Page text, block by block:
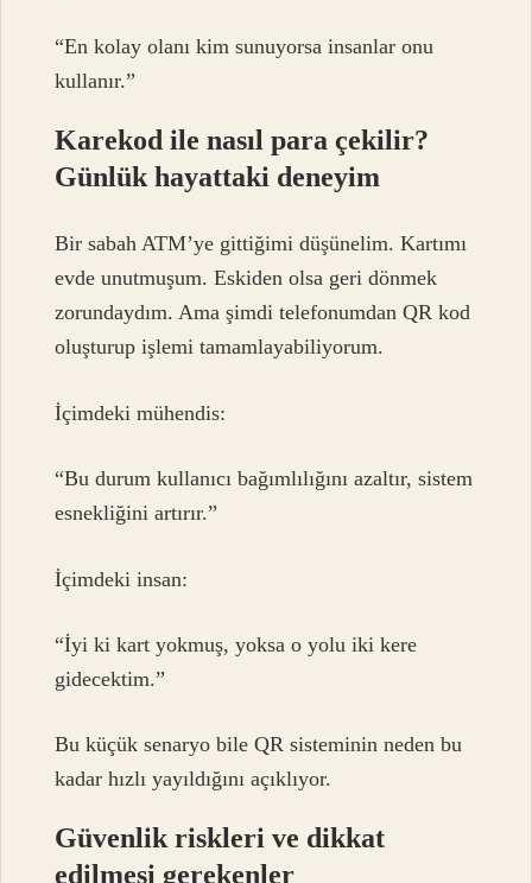
“En kolay olanı kim sunuyorsa insanlar onu
kullanır.”
Karekod ile nasıl para çekilir?
Günlük hayattaki deneyim
Bir sabah ATM’ye gittiğimi düşünelim. Kartımı
evde unutmuşum. Eskiden olsa geri dönmek
zorundaydım. Ama şimdi telefonumdan QR kod
oluşturup işlemi tamamlayabiliyorum.
İçimdeki mühendis:
“Bu durum kullanıcı bağımlılığını azaltır, sistem
esnekliğini artırır.”
İçimdeki insan:
“İyi ki kart yokmuş, yoksa o yolu iki kere
gidecektim.”
Bu küçük senaryo bile QR sisteminin neden bu
kadar hızlı yayıldığını açıklıyor.
Güvenlik riskleri ve dikkat
edilmesi gerekenler